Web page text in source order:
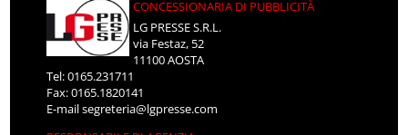
CONCESSIONARIA DI PUBBLICITÀ
LG PRESSE S.R.L.
via Festaz, 52
11100 AOSTA
Tel: 0165.231711
Fax: 0165.1820141
E-mailsegreteria@lgpresse.com